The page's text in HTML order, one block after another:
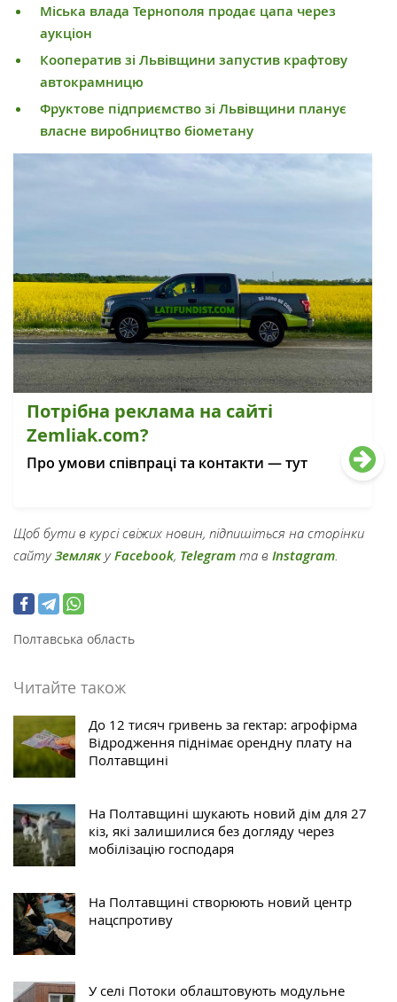
Міська влада Тернополя продає цапа через
аукціон
Кооператив зі Львівщини запустив крафтову
автокрамницю
Фруктове підприємство зі Львівщини планує
власне виробництво біометану
Потрібна реклама на сайті
Zemliak.com?
Про умови співпраці та контакти — тут
Щоб бути в курсі свіжих новин, підпишіться на сторінки
сайтуЗемлякуFacebook, Telegram та в Instagram.
Полтавська область
Читайте також
До 12 тисяч гривень за гектар: агрофірма
Відродження піднімає орендну плату на
Полтавщині
На Полтавщині шукають новий дім для 27
кіз, які залишилися без догляду через
мобілізацію господаря
На Полтавщині створюють новий центр
нацспротиву
У селі Потоки облаштовують модульне